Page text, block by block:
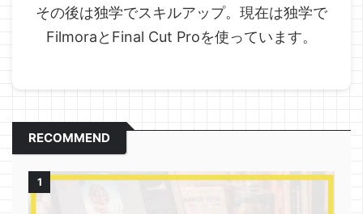
その後は独学でスキルアップ。現在は独学で
FilmoraとFinal Cut Proを使っています。
RECOMMEND
1